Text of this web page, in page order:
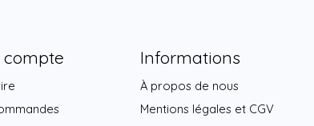
compte Informations
À propos de nous
Mentions légales et CGV